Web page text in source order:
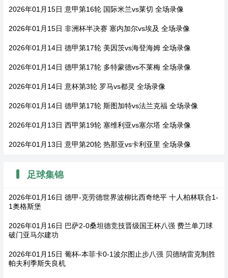
2026年01月15日 意甲第16轮 国际米兰vs莱切 全场录像
2026年01月15日 非洲杯半决赛 塞内加尔vs埃及 全场录像
2026年01月14日 德甲第17轮 美因茨vs海登海姆 全场录像
2026年01月14日 德甲第17轮 多特蒙德vs不莱梅 全场录像
2026年01月14日 意杯第3轮 罗马vs都灵 全场录像
2026年01月14日 德甲第17轮 斯图加特vs法兰克福 全场录像
2026年01月13日 西甲第19轮 塞维利亚vs塞尔塔 全场录像
2026年01月13日 意甲第20轮 热那亚vs卡利亚里 全场录像
足球集锦
2026年01月16日 德甲-克劳德世界波柳比西奇绝平 十人柏林联合1-
1奥格斯堡
2026年01月16日 巴萨2-0桑坦德竞技晋级国王杯八强 费兰单刀球
破门亚马尔建功
2026年01月15日 葡杯-本菲卡0-1波尔图止步八强 贝德纳雷克制胜
帕夫利季斯失良机